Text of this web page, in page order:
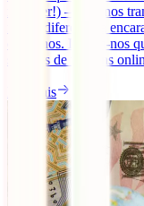
resolver!) – tudo nos
forma diferente, a
caminhos. Dizem-nos
seguros de viagens
Ler mais